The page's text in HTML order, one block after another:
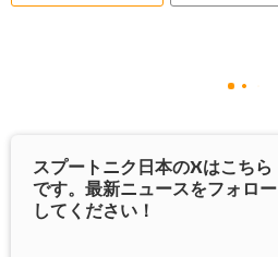
スプートニク日本のXはこちら
です。最新ニュースをフォロー
してください！